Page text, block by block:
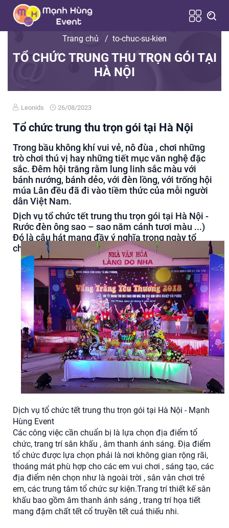
Trang chủ / to-chuc-su-kien
TỔ CHỨC TRUNG THU TRỌN GÓI TẠI
HÀ NỘI
Leonids 26/08/2023
Tổ chức trung thu trọn gói tại Hà Nội
Trong bầu không khí vui vẻ, nô đùa , chơi những
trò chơi thú vị hay những tiết mục văn nghệ đặc
sắc. Đêm hội trăng rằm lung linh sắc màu với
bánh nướng, bánh dẻo, với đèn lồng, với trống hội
múa Lân đều đã đi vào tiềm thức của mỗi người
dân Việt Nam.
Dịch vụ tổ chức tết trung thu trọn gói tại Hà Nội -
Rước đèn ông sao – sao năm cánh tươi màu ...)
Đó là câu hát mang đầy ý nghĩa trong ngày tổ
chức trung thu cho thiếu nhi.
Dịch vụ tổ chức tết trung thu trọn gói tại Hà Nội - Mạnh
Hùng Event
Các công việc cần chuẩn bị là lựa chọn địa điểm tổ
chức, trang trí sân khấu , âm thanh ánh sáng. Địa điểm
tổ chức được lựa chọn phải là nơi không gian rộng rãi,
thoáng mát phù hợp cho các em vui chơi , sáng tạo, các
địa điểm nên chọn như là ngoài trời , sân vân chơi trẻ
em, các trung tâm tổ chức sự kiện.Trang trí thiết kế sân
khấu bao gồm âm thanh ánh sáng , trang trí họa tiết
mang đậm chất tết cổ truyền tết cuả thiếu nhi.